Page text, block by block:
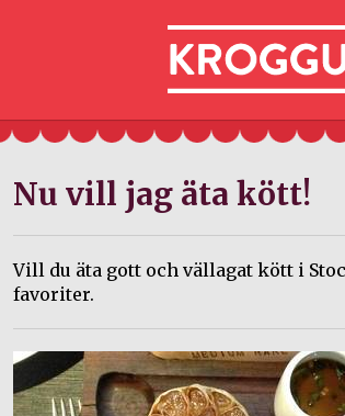
Nu vill jag äta kött!
Vill du äta gott och vällagat kött i
favoriter.